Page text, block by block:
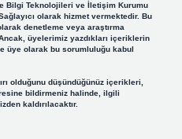
Bilgi Teknolojileri ve İletişim Kurumu
olarak hizmet vermektedir. Bu
denetleme veya araştırma
üyelerimiz yazdıkları içeriklerin
üye olarak bu sorumluluğu kabul
olduğunu düşündüğünüz içerikleri,
bildirmeniz halinde, ilgili
kaldırılacaktır.